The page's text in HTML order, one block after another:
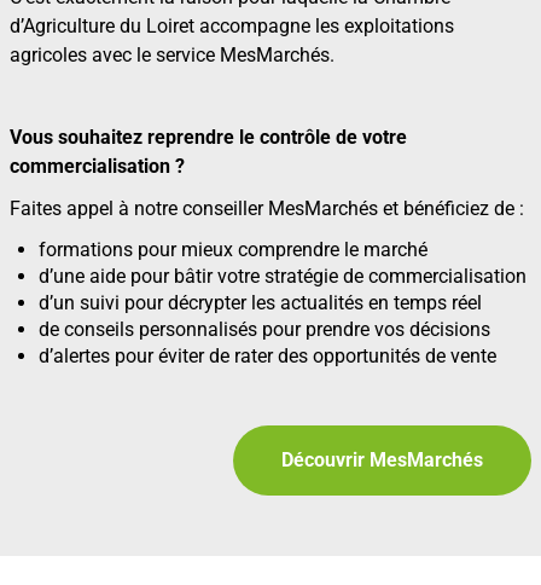
d’Agriculture du Loiret accompagne les exploitations
agricoles avec le service MesMarchés.
Vous souhaitez reprendre le contrôle de votre
commercialisation ?
Faites appel à notre conseiller MesMarchés et bénéficiez de :
formations pour mieux comprendre le marché
d’une aide pour bâtir votre stratégie de commercialisation
d’un suivi pour décrypter les actualités en temps réel
de conseils personnalisés pour prendre vos décisions
d’alertes pour éviter de rater des opportunités de vente
Découvrir MesMarchés